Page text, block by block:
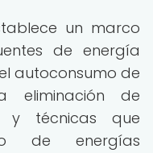
un marco
de energía
autoconsumo de
eliminación de
y técnicas que
de energías